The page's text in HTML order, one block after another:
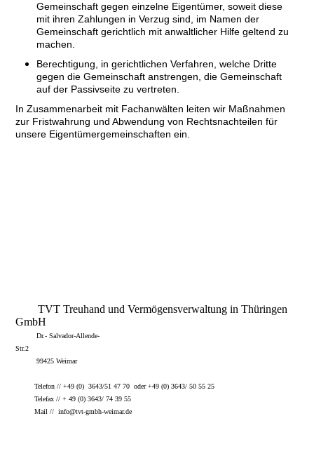
Gemeinschaft gegen einzelne Eigentümer, soweit diese
mit ihren Zahlungen in Verzug sind, im Namen der
Gemeinschaft gerichtlich mit anwaltlicher Hilfe geltend zu
machen.
Berechtigung, in gerichtlichen Verfahren, welche Dritte
gegen die Gemeinschaft anstrengen, die Gemeinschaft
auf der Passivseite zu vertreten.
In Zusammenarbeit mit Fachanwälten leiten wir Maßnahmen
zur Fristwahrung und Abwendung von Rechtsnachteilen für
unsere Eigentümergemeinschaften ein.
TVT Treuhand und Vermögensverwaltung in Thüringen
GmbH
Dr.- Salvador-Allende-
Str.2
99425 Weimar
Telefon // +49 (0) 3643/51 47 70 oder +49 (0) 3643/ 50 55 25
Telefax // + 49 (0) 3643/ 74 39 55
Mail // info@tvt-gmbh-weimar.de